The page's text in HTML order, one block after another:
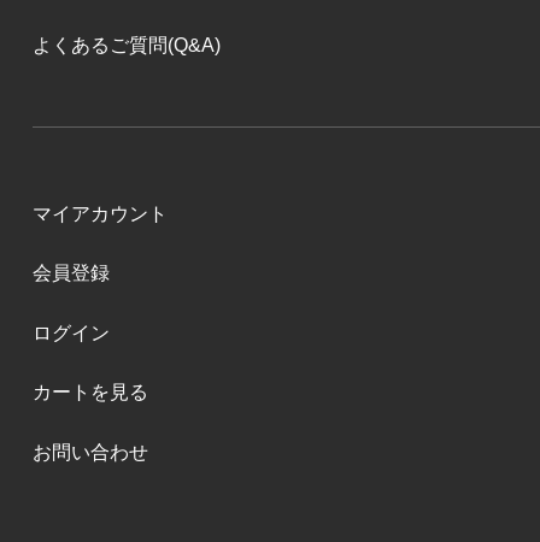
よくあるご質問(Q&A)
マイアカウント
会員登録
ログイン
カートを見る
お問い合わせ